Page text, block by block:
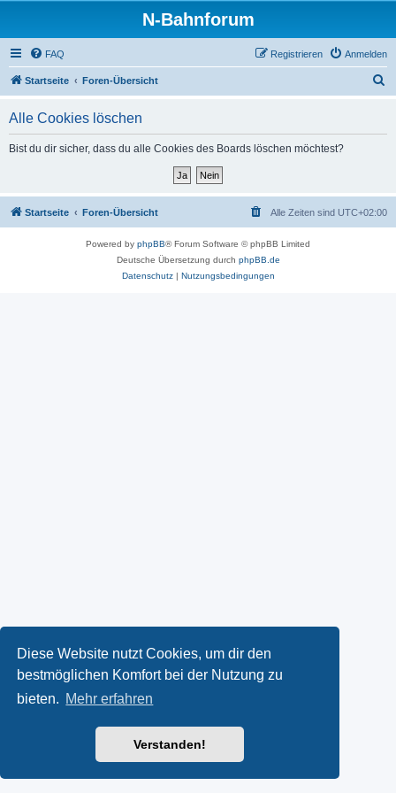
Diese Website nutzt Cookies, um dir den
bestmöglichen Komfort bei der Nutzung zu
bieten. Mehr erfahren
Verstanden!
N-Bahnforum
FAQ Anmelden
Registrieren
Startseite Foren-Übersicht
Alle Cookies löschen
Bist du dir sicher, dass du alle Cookies des Boards löschen möchtest?
Startseite Foren-Übersicht Alle Zeiten sind UTC+02:00
Powered by phpBB® Forum Software © phpBB Limited
Deutsche Übersetzung durch phpBB.de
Datenschutz| Nutzungsbedingungen